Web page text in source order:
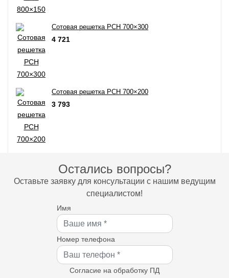
Сотовая решетка РСН 700×300
4 721
Сотовая решетка РСН 700×200
3 793
Остались вопросы?
Оставьте заявку для консультации с нашим ведущим
специалистом!
Имя
Номер телефона
Согласие на обработку ПД